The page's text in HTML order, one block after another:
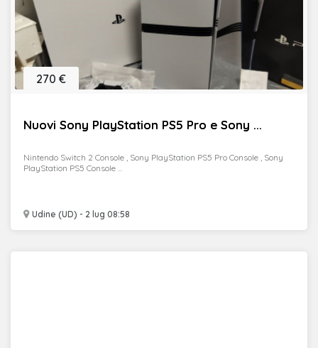
Nuovi Sony PlayStation PS5 Pro e Sony ...
Udine (UD) - 2 lug 08:58
270 €
Nintendo Switch 2 Console , Sony PlayStation PS5 Pro Console , Sony
PlayStation PS5 Console ...